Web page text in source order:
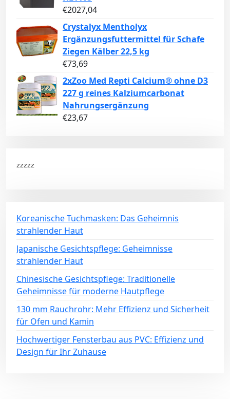
€2027,04
Crystalyx Mentholyx
Ergänzungsfuttermittel für Schafe
Ziegen Kälber 22,5 kg
€73,69
2xZoo Med Repti Calcium® ohne D3
227 g reines Kalziumcarbonat
Nahrungsergänzung
€23,67
zzzzz
Koreanische Tuchmasken: Das Geheimnis
strahlender Haut
Japanische Gesichtspflege: Geheimnisse
strahlender Haut
Chinesische Gesichtspflege: Traditionelle
Geheimnisse für moderne Hautpflege
130 mm Rauchrohr: Mehr Effizienz und Sicherheit
für Ofen und Kamin
Hochwertiger Fensterbau aus PVC: Effizienz und
Design für Ihr Zuhause